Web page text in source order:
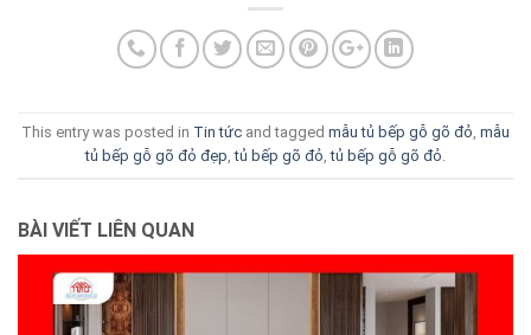
This entry was posted in Tin tức and tagged mẫu tủ bếp gỗ gõ đỏ, mẫu
tủ bếp gỗ gõ đỏ đẹp,tủ bếp gõ đỏ,tủ bếp gỗ gõ đỏ.
BÀI VIẾT LIÊN QUAN